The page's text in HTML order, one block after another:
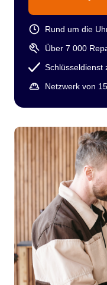
Rund um die
Über 7 000
Schlüsseldienst
Netzwerk von